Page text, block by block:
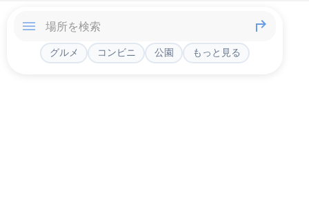
グルメ コンビニ 公園 もっと見る